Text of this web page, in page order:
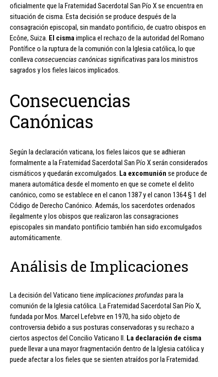
oficialmente que la Fraternidad Sacerdotal San Pío X se encuentra en
situación de cisma. Esta decisión se produce después de la
consagración episcopal, sin mandato pontificio, de cuatro obispos en
Ecône, Suiza. El cismaimplica el rechazo de la autoridad del Romano
Pontífice o la ruptura de la comunión con la Iglesia católica, lo que
conllevaconsecuencias canónicas significativas para los ministros
sagrados y los fieles laicos implicados.
Consecuencias
Canónicas
Según la declaración vaticana, los fieles laicos que se adhieran
formalmente a la Fraternidad Sacerdotal San Pío X serán considerados
cismáticos y quedarán excomulgados. La excomunión se produce de
manera automática desde el momento en que se comete el delito
canónico, como se establece en el canon 1387 y el canon 1364 § 1 del
Código de Derecho Canónico. Además, los sacerdotes ordenados
ilegalmente y los obispos que realizaron las consagraciones
episcopales sin mandato pontificio también han sido excomulgados
automáticamente.
Análisis de Implicaciones
La decisión del Vaticano tiene implicaciones profundas para la
comunión de la Iglesia católica. La Fraternidad Sacerdotal San Pío X,
fundada por Mos. Marcel Lefebvre en 1970, ha sido objeto de
controversia debido a sus posturas conservadoras y su rechazo a
ciertos aspectos del Concilio Vaticano II. La declaración de cisma
puede llevar a una mayor fragmentación dentro de la Iglesia católica y
puede afectar a los fieles que se sienten atraídos por la Fraternidad.